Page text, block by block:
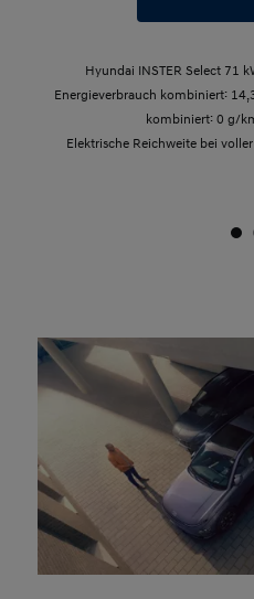
Hyundai INSTER Select 71
Energieverbrauch kombiniert:
kombiniert: 0 g/
Elektrische Reichweite bei